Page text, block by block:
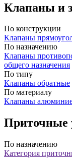
Клапаны и
По конструкции
Клапаны
По назначению
Клапаны
общего назначения
По типу
Клапаны обратные
По материалу
Клапаны
Приточные
По назначению
Категория